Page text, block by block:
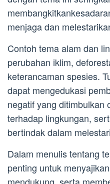
menjaga dan
Contoh tema alam dan
perubahan iklim,
keterancaman spesies.
dapat mengedukasi
negatif yang ditimbulkan
terhadap lingkungan,
bertindak dalam
Dalam menulis tentang
penting untuk